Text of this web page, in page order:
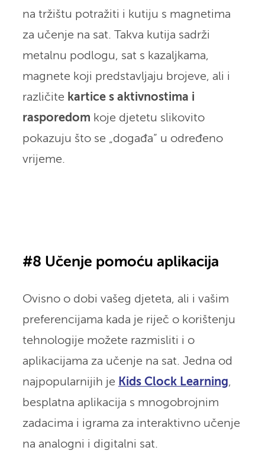
na tržištu potražiti i kutiju s magnetima
za učenje na sat. Takva kutija sadrži
metalnu podlogu, sat s kazaljkama,
magnete koji predstavljaju brojeve, ali i
različite kartice s aktivnostima i
rasporedom koje djetetu slikovito
pokazuju što se „događa“ u određeno
vrijeme.
#8 Učenje pomoću aplikacija
Ovisno o dobi vašeg djeteta, ali i vašim
preferencijama kada je riječ o korištenju
tehnologije možete razmisliti i o
aplikacijama za učenje na sat. Jedna od
najpopularnijih je Kids Clock Learning,
besplatna aplikacija s mnogobrojnim
zadacima i igrama za interaktivno učenje
na analogni i digitalni sat.